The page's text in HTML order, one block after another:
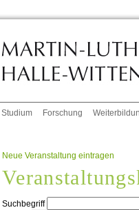
Studium Forschung
Neue Veranstaltung eintragen
Suchbegriff